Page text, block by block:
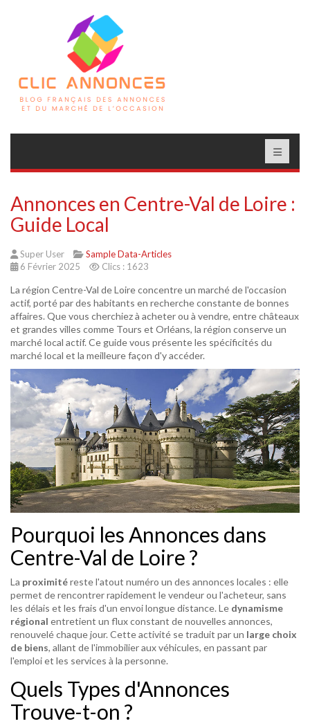
Annonces en Centre-Val de Loire :
Guide Local
Super User
Sample Data-Articles
6 Février 2025
Clics : 1623
La région Centre-Val de Loire concentre un marché de l'occasion
actif, porté par des habitants en recherche constante de bonnes
affaires. Que vous cherchiez à acheter ou à vendre, entre châteaux
et grandes villes comme Tours et Orléans, la région conserve un
marché local actif. Ce guide vous présente les spécificités du
marché local et la meilleure façon d'y accéder.
Pourquoi les Annonces dans
Centre-Val de Loire ?
La proximitéreste l'atout numéro un des annonces locales : elle
permet de rencontrer rapidement le vendeur ou l'acheteur, sans
les délais et les frais d'un envoi longue distance. Le dynamisme
régional entretient un flux constant de nouvelles annonces,
renouvelé chaque jour. Cette activité se traduit par un large choix
de biens, allant de l'immobilier aux véhicules, en passant par
l'emploi et les services à la personne.
Quels Types d'Annonces
Trouve-t-on ?